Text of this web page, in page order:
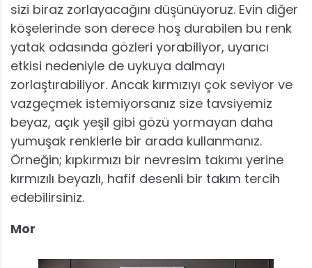
sizi biraz zorlayacağını düşünüyoruz. Evin diğer
köşelerinde son derece hoş durabilen bu renk
yatak odasında gözleri yorabiliyor, uyarıcı
etkisi nedeniyle de uykuya dalmayı
zorlaştırabiliyor. Ancak kırmızıyı çok seviyor ve
vazgeçmek istemiyorsanız size tavsiyemiz
beyaz, açık yeşil gibi gözü yormayan daha
yumuşak renklerle bir arada kullanmanız.
Örneğin; kıpkırmızı bir nevresim takımı yerine
kırmızılı beyazlı, hafif desenli bir takım tercih
edebilirsiniz.
Mor